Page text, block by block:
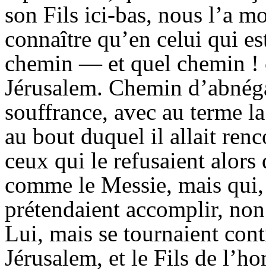
son Fils ici-bas, nous l’a
connaître qu’en celui qui
chemin — et quel chemin !
Jérusalem. Chemin
souffrance, avec au terme
au bout duquel il allait
ceux qui le refusaient alors
comme le Messie, mais
prétendaient accomplir,
Lui, mais se tournaient
Jérusalem, et le Fils de